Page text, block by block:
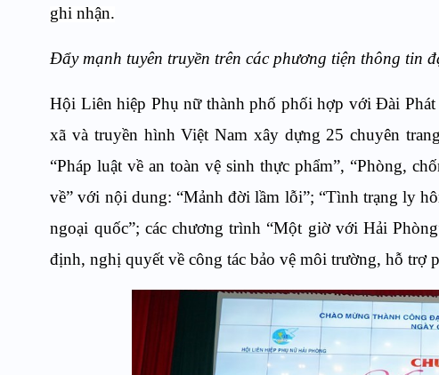
ghi nhận.
Đẩy mạnh tuyên truyền trên các phương tiện thông tin
Hội Liên hiệp Phụ nữ thành phố phối hợp với Đài P
xã và truyền hình Việt Nam xây dựng 25 chuyên
“Pháp luật về antoàn vệ sinh thực phẩm”, “Phòng,
về” với nội dung: “Mảnh đời lầm lỗi”; “Tình trạng ly
ngoại quốc”; các chương trình “Một giờ với Hải
định, nghị quyết về công tác bảo vệ môi trường, hỗ trợ